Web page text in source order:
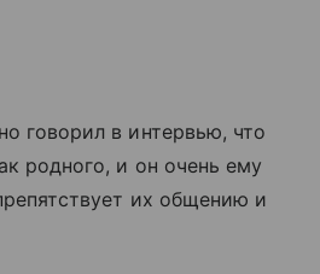
говорил в интервью, что
родного, и он очень ему
их общению и